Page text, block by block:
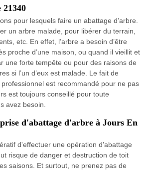
21340
pour lesquels faire un abattage d’arbre.
un arbre malade, pour libérer du terrain,
etc. En effet, l’arbre a besoin d’être
proche d’une maison, ou quand il vieillit et
une forte tempête ou pour des raisons de
si l’un d’eux est malade. Le fait de
professionnel est recommandé pour ne pas
est toujours conseillé pour toute
avez besoin.
d'abattage d'arbre à Jours En
d'effectuer une opération d'abattage
risque de danger et destruction de toit
saisons. Et surtout, ne prenez pas de